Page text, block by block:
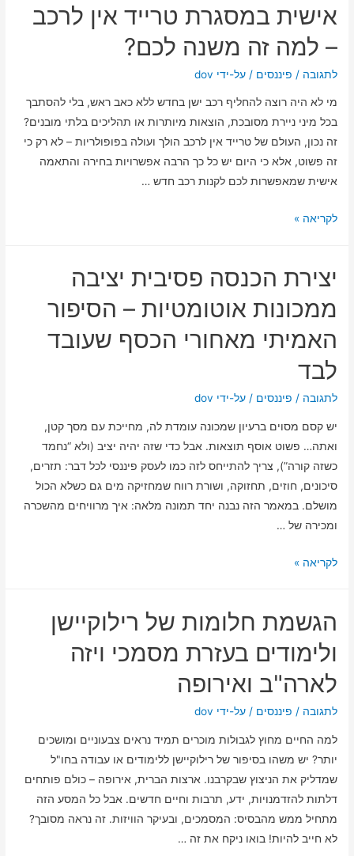
דווקא
הפתרון
החכם
שלך?
אישית במסגרת טרייד אין לרכב
– למה זה משנה לכם?
לתגובה / פיננסים / על-ידי dov
מי לא היה רוצה להחליף רכב ישן בחדש ללא כאב ראש, בלי להסתבך
בכל מיני ניירת מסובכת, הוצאות מיותרות או תהליכים בלתי מובנים?
זה נכון, העולם של טרייד אין לרכב הולך ועולה בפופולריות – לא רק כי
זה פשוט, אלא כי היום יש כל כך הרבה אפשרויות בחירה והתאמה
אישית שמאפשרות לכם לקנות רכב חדש …
מגוון
והתאמה
במסגרת
טרייד
לרכב
–
לקריאה »
יצירת הכנסה פסיבית יציבה
ממכונות אוטומטיות – הסיפור
האמיתי מאחורי הכסף שעובד
לבד
לתגובה / פיננסים / על-ידי dov
יש קסם מסוים ברעיון שמכונה עומדת לה, מחייכת עם מסך קטן,
ואתה… פשוט אוסף תוצאות. אבל כדי שזה יהיה יציב (ולא “נחמד
כשזה קורה”), צריך להתייחס לזה כמו לעסק פיננסי לכל דבר: תזרים,
סיכונים, חוזים, תחזוקה, ושורת רווח שמחזיקה מים גם כשלא הכול
מושלם. במאמר הזה נבנה יחד תמונה מלאה: איך מרוויחים מהשכרה
ומכירה של …
יצירת
יציבה
ממכונות
אוטומטיות
–
מאחורי
הכסף
שעובד
לבד
לקריאה »
הגשמת חלומות של רילוקיישן
ולימודים בעזרת מסמכי ויזה
לארה"ב ואירופה
לתגובה / פיננסים / על-ידי dov
למה החיים מחוץ לגבולות מוכרים תמיד נראים צבעוניים ומושכים
יותר? יש משהו בסיפור של רילוקיישן ללימודים או עבודה בחו"ל
שמדליק את הניצוץ שבקרבנו. ארצות הברית, אירופה – כולם פותחים
דלתות להזדמנויות, ידע, תרבות וחיים חדשים. אבל כל המסע הזה
מתחיל ממש מהבסיס: המסמכים, ובעיקר הוויזות. זה נראה מסובך?
לא חייב להיות! בואו ניקח את זה …